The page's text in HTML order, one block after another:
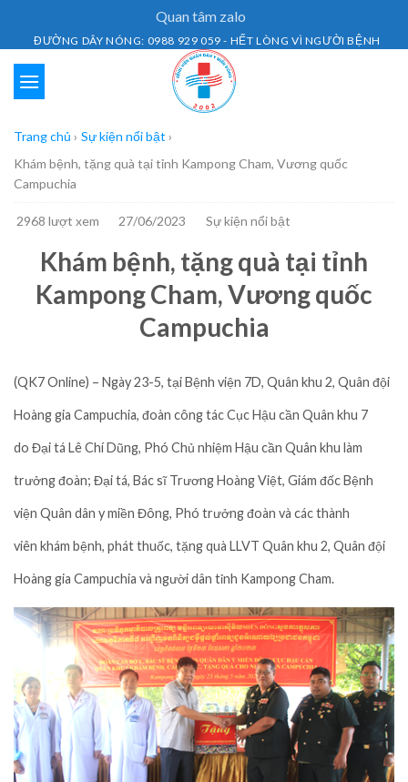
Quan tâm zalo
ĐƯỜNG DÂY NÓNG: 0988 929 059 - HẾT LÒNG VÌ NGƯỜI BỆNH
Trang chủ › Sự kiện nổi bật ›
Khám bệnh, tặng quà tại tỉnh Kampong Cham, Vương quốc
Campuchia
2968 lượt xem 27/06/2023 Sự kiện nổi bật
Khám bệnh, tặng quà tại tỉnh
Kampong Cham, Vương quốc
Campuchia
(QK7 Online) – Ngày 23-5, tại Bệnh viện 7D, Quân khu 2, Quân đội
Hoàng gia Campuchia, đoàn công tácCục Hậu cần Quân khu 7
do Đại tá Lê Chí Dũng, Phó Chủ nhiệm Hậu cần Quân khu làm
trưởng đoàn; Đại tá, Bác sĩ Trương Hoàng Việt, Giám đốc Bệnh
viện Quân dân y miền Đông, Phó trưởng đoàn và các thành
viên khám bệnh, phát thuốc, tặng quà LLVT Quân khu 2, Quân đội
Hoàng gia Campuchia và người dân tỉnh Kampong Cham.